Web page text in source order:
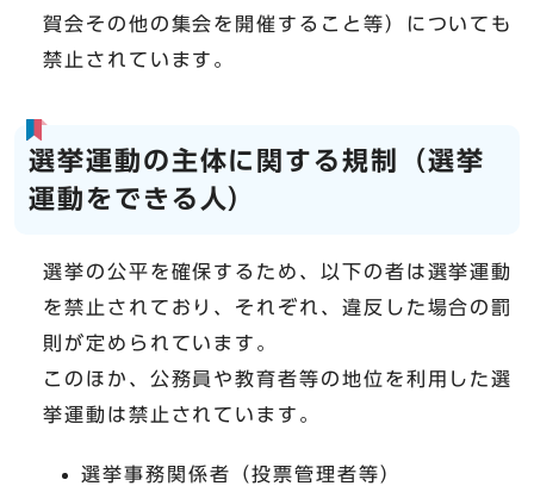
賀会その他の集会を開催すること等）についても
禁止されています。
選挙運動の主体に関する規制（選挙
運動をできる人）
選挙の公平を確保するため、以下の者は選挙運動
を禁止されており、それぞれ、違反した場合の罰
則が定められています。
このほか、公務員や教育者等の地位を利用した選
挙運動は禁止されています。
選挙事務関係者（投票管理者等）